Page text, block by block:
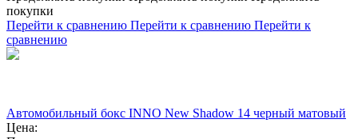
покупки
Перейти к сравнению Перейти к сравнению Перейти к
сравнению
Автомобильный бокс INNO New Shadow 14 черный матовый
Цена: